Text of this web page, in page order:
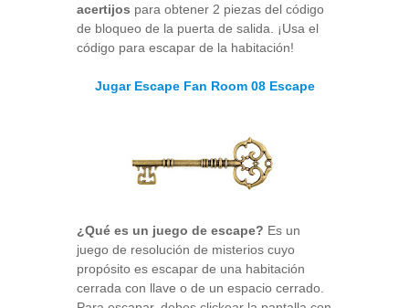
acertijos para obtener 2 piezas del código
de bloqueo de la puerta de salida. ¡Usa el
código para escapar de la habitación!
Jugar Escape Fan Room 08 Escape
¿Qué es un juego de escape? Es un
juego de resolución de misterios cuyo
propósito es escapar de una habitación
cerrada con llave o de un espacio cerrado.